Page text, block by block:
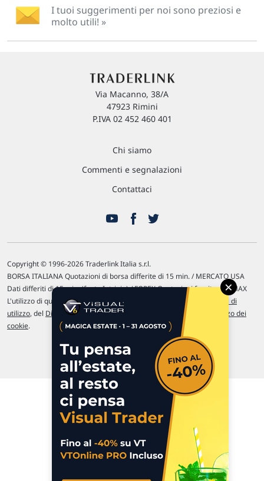
I tuoi suggerimenti per noi sono preziosi e
molto utili! »
Via Macanno, 38/A
47923 Rimini
P.IVA 02 452 460 401
Chi siamo
Commenti e segnalazioni
Contattaci
Copyright © 1996-2026 Traderlink Italia s.r.l.
BORSA ITALIANA Quotazioni di borsa differite di 15 min. / MERCATO USA
Dati differiti di 15 min. (fonte Intrinio) / FOREX Quotazioni fornite da LMAX
L'utilizzo di questo sito implica l'accettazione delle nostre
Condizioni di
utilizzo, del Disclaimer MAR, dellePolitiche sulla privacy
Utilizzo dei
cookie.
×